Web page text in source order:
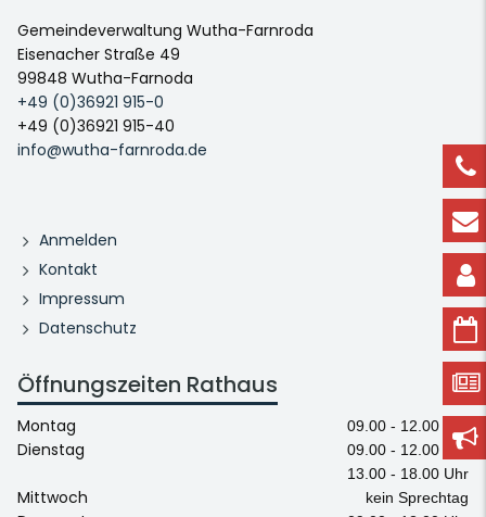
Gemeindeverwaltung Wutha-Farnroda
Eisenacher Straße 49
99848 Wutha-Farnoda
+49 (0)36921 915-0
+49 (0)36921 915-40
info@wutha-farnroda.de
Anmelden
Kontakt
Impressum
Datenschutz
Öffnungszeiten Rathaus
Montag 09.00 - 12.00 Uhr
Dienstag
09.00 - 12.00 Uhr
13.00 - 18.00 Uhr
Mittwoch kein Sprechtag